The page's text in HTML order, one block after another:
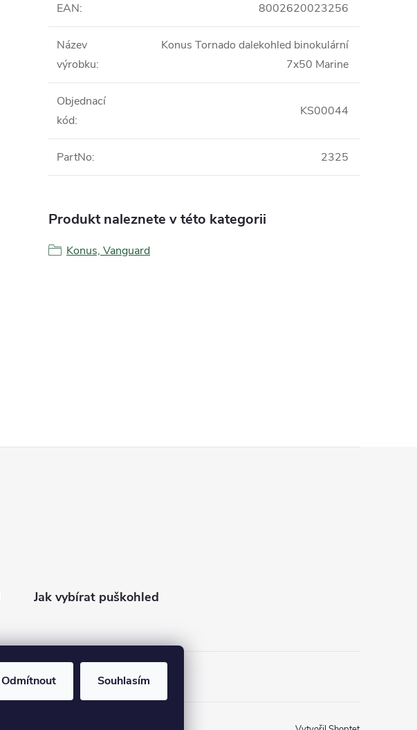
Odmítnout Souhlasím
EAN: 8002620023256
Název
výrobku:
Konus Tornado dalekohled binokulární
7x50 Marine
Objednací
kód:
KS00044
PartNo: 2325
Produkt naleznete v této kategorii
Konus, Vanguard
Jak vybírat puškohled